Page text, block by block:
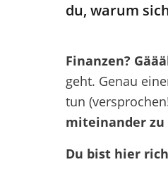
du, warum
Finanzen?
geht. Genau
tun
miteinander zu
Du bist hier